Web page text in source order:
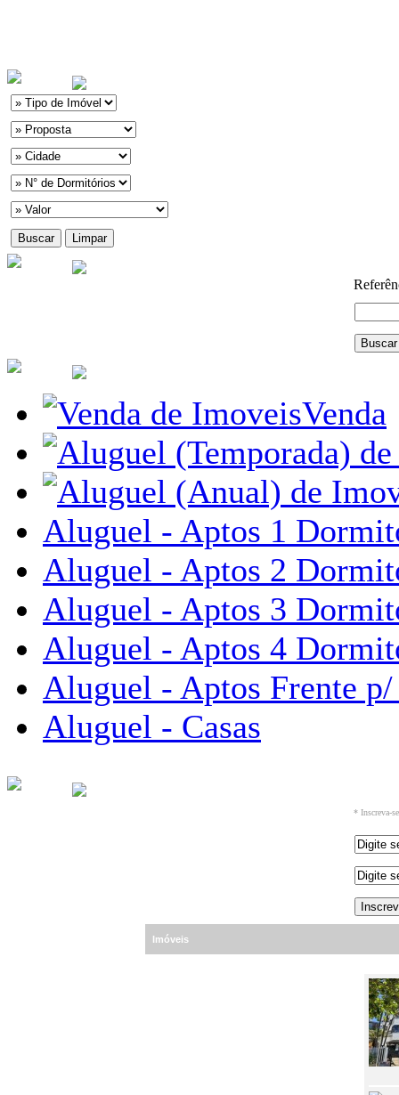
Venda
Aluguel - Aptos 1
Aluguel - Aptos 2
Aluguel - Aptos 3
Aluguel - Aptos 4
Aluguel - Aptos Frente
Aluguel - Casas
* Inscreva-
Imóveis